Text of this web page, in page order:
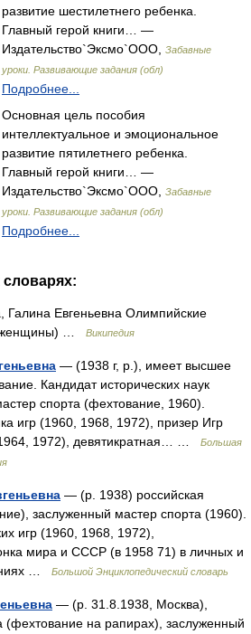
развитие шестилетнего ребенка.
Главный герой книги… —
Издательство`Эксмо`ООО,
Забавные
уроки. Развивающие задания (обл)
Подробнее...
Основная цель пособия
интеллектуальное и эмоциональное
развитие пятилетнего ребенка.
Главный герой книги… —
Издательство`Эксмо`ООО,
Забавные
уроки. Развивающие задания (обл)
Подробнее...
словарях:
Галина Евгеньевна Олимпийские
(женщины) …
Википедия
— (1938 г, р.), имеет высшее
Кандидат исторических наук
спорта (фехтование, 1960).
игр (1960, 1968, 1972), призер Игр
1972), девятикратная… …
Большая
— (р. 1938) российская
заслуженный мастер спорта (1960).
игр (1960, 1968, 1972),
мира и СССР (в 1958 71) в личных и
…
Большой Энциклопедический словарь
— (р. 31.8.1938, Москва),
(фехтование на рапирах), заслуженный